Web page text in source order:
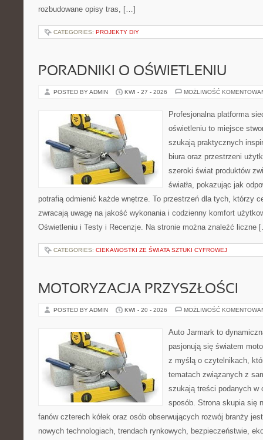
rozbudowane opisy tras, […]
CATEGORIES: PROJEKTY DIY
PORADNIKI O OŚWIETLENIU
POSTED BY ADMIN KWI - 27 - 2026 MOŻLIWOŚĆ
Profesjonalna platforma
oświetleniu to miejsce
szukają praktycznych
biura oraz przestrzeni
szeroki świat produktów
światła, pokazując jak
potrafią odmienić każde wnętrze. To przestrzeń dla tych, którzy
zwracają uwagę na jakość wykonania i codzienny komfort
Oświetleniu i Testy i Recenzje. Na stronie można znaleźć liczne
CATEGORIES: CIEKAWOSTKI ZE ŚWIATA SZTUKI CYFROWEJ
MOTORYZACJA PRZYSZŁOŚCI
POSTED BY ADMIN KWI - 20 - 2026 MOŻLIWOŚĆ
Auto Jarmark to
pasjonują się światem
z myślą o czytelnikach,
tematach związanych z
szukają treści podanych w
sposób. Strona skupia się
fanów czterech kółek oraz osób obserwujących rozwój branży
nowych technologiach, trendach rynkowych, bezpieczeństwie,